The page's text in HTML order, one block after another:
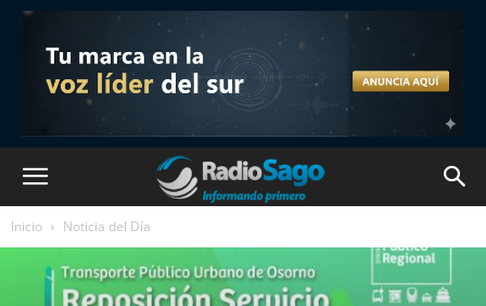
Inicio Noticia del Día